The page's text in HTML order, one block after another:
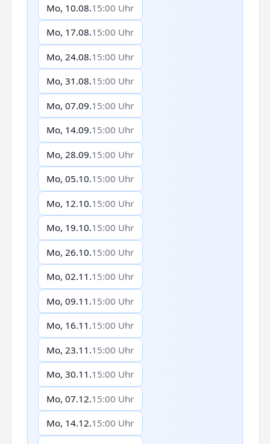
Mo, 10.08.15:00 Uhr
Mo, 17.08.15:00 Uhr
Mo, 24.08.15:00 Uhr
Mo, 31.08.15:00 Uhr
Mo, 07.09.15:00 Uhr
Mo, 14.09.15:00 Uhr
Mo, 28.09.15:00 Uhr
Mo, 05.10.15:00 Uhr
Mo, 12.10.15:00 Uhr
Mo, 19.10.15:00 Uhr
Mo, 26.10.15:00 Uhr
Mo, 02.11.15:00 Uhr
Mo, 09.11.15:00 Uhr
Mo, 16.11.15:00 Uhr
Mo, 23.11.15:00 Uhr
Mo, 30.11.15:00 Uhr
Mo, 07.12.15:00 Uhr
Mo, 14.12.15:00 Uhr